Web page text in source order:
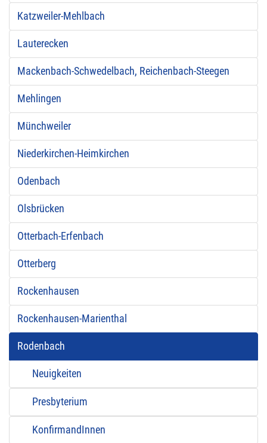
Katzweiler-Mehlbach
Lauterecken
Mackenbach-Schwedelbach, Reichenbach-Steegen
Mehlingen
Münchweiler
Niederkirchen-Heimkirchen
Odenbach
Olsbrücken
Otterbach-Erfenbach
Otterberg
Rockenhausen
Rockenhausen-Marienthal
Rodenbach
Neuigkeiten
Presbyterium
KonfirmandInnen